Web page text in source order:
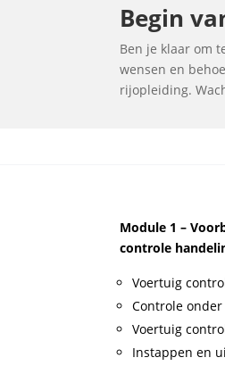
Begin
Ben je klaar om
wensen en
rijopleiding.
Module 1 –
controle
Voertuig
Controle
Voertuig
Instappen en